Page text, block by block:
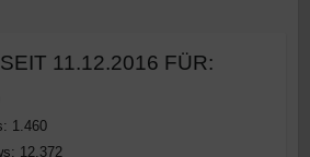
11.12.2016 FÜR:
1.460
12.372